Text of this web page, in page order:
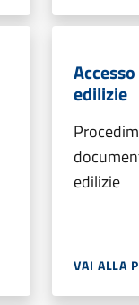
edilizie
edilizie
VAI ALLA